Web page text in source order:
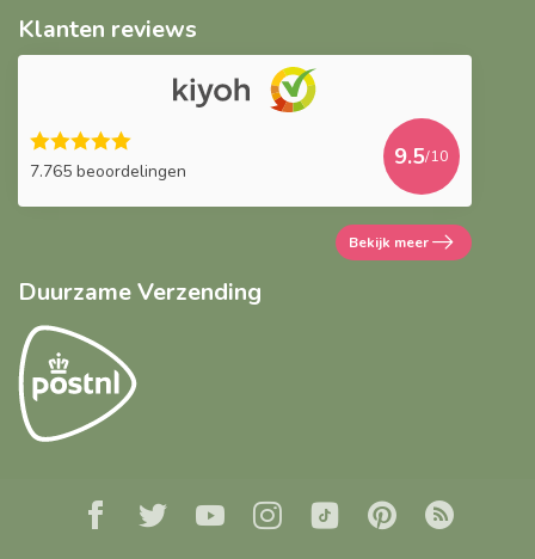
Klanten reviews
7.765 beoordelingen
9.5/10
Bekijk meer
Duurzame Verzending